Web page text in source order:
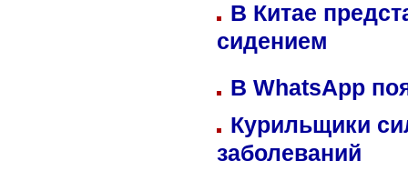
В Китае
сидением
В WhatsApp
Курильщики
заболеваний